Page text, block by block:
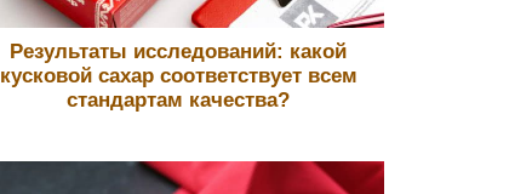
Результаты исследований: какой
кусковой сахар соответствует всем
стандартам качества?